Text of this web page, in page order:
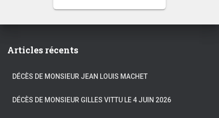
Articles récents
DÉCÈS DE MONSIEUR JEAN LOUIS MACHET
DÉCÈS DE MONSIEUR GILLES VITTU LE 4 JUIN 2026